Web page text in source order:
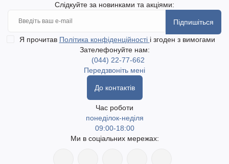
Слідкуйте за новинками та акціями:
Підпишіться
Я прочитав Політика конфіденційності і згоден з вимогами
Зателефонуйте нам:
(044) 22-77-662
Передзвоніть мені
До контактів
Час роботи
понеділок-неділя
09:00-18:00
Ми в соціальних мережах: